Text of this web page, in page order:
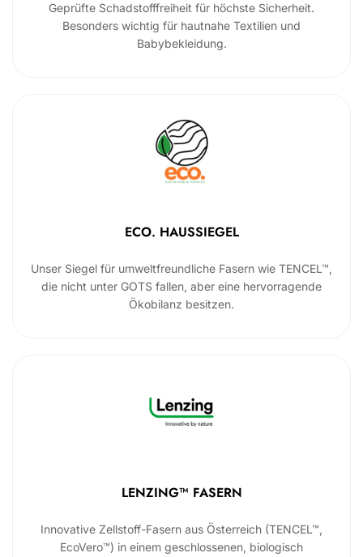
Geprüfte Schadstofffreiheit für höchste Sicherheit.
Besonders wichtig für hautnahe Textilien und
Babybekleidung.
ECO. HAUSSIEGEL
Unser Siegel für umweltfreundliche Fasern wie TENCEL™,
die nicht unter GOTS fallen, aber eine hervorragende
Ökobilanz besitzen.
LENZING™ FASERN
Innovative Zellstoff-Fasern aus Österreich (TENCEL™,
EcoVero™) in einem geschlossenen, biologisch